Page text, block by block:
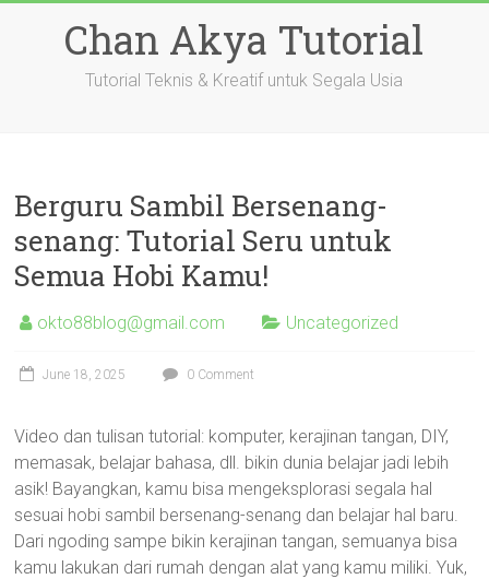
Chan Akya Tutorial
Tutorial Teknis & Kreatif untuk Segala Usia
Berguru Sambil Bersenang-
senang: Tutorial Seru untuk
Semua Hobi Kamu!
okto88blog@gmail.com Uncategorized
June 18, 2025 0 Comment
Video dan tulisan tutorial: komputer, kerajinan tangan, DIY,
memasak, belajar bahasa, dll. bikin dunia belajar jadi lebih
asik! Bayangkan, kamu bisa mengeksplorasi segala hal
sesuai hobi sambil bersenang-senang dan belajar hal baru.
Dari ngoding sampe bikin kerajinan tangan, semuanya bisa
kamu lakukan dari rumah dengan alat yang kamu miliki. Yuk,